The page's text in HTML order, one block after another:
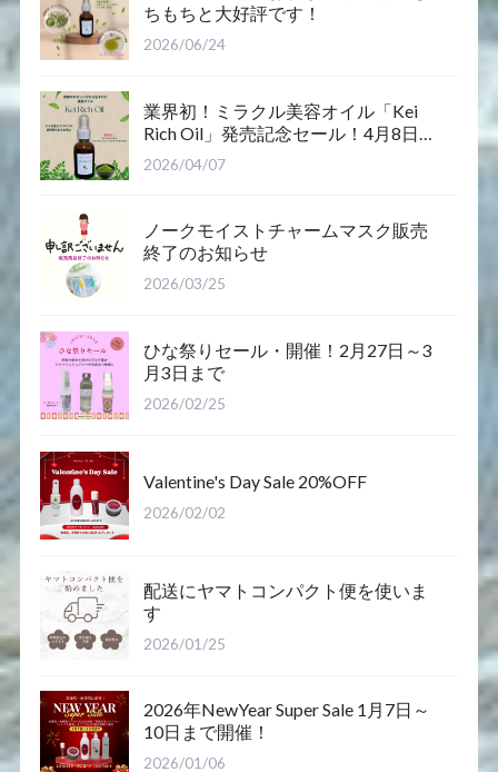
ちもちと大好評です！
2026/06/24
業界初！ミラクル美容オイル「Kei
Rich Oil」発売記念セール！4月8日12
時～12日まで
2026/04/07
ノークモイストチャームマスク販売
終了のお知らせ
2026/03/25
ひな祭りセール・開催！2月27日～3
月3日まで
2026/02/25
Valentine's Day Sale 20%OFF
2026/02/02
配送にヤマトコンパクト便を使いま
す
2026/01/25
2026年NewYear Super Sale 1月7日～
10日まで開催！
2026/01/06